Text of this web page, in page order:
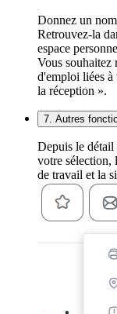
Donnez un
Retrouvez-la
espace
Vous souhaitez
d'emploi liées
la réception ».
7. Autres
Depuis le
votre sélection,
de travail et la